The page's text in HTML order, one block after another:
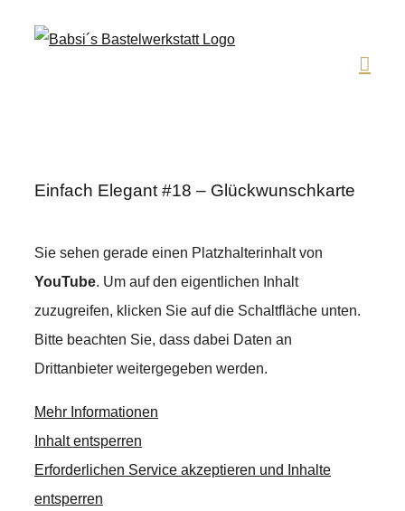
Einfach Elegant #18 – Glückwunschkarte
Sie sehen gerade einen Platzhalterinhalt von
YouTube. Um auf den eigentlichen Inhalt
zuzugreifen, klicken Sie auf die Schaltfläche unten.
Bitte beachten Sie, dass dabei Daten an
Drittanbieter weitergegeben werden.
Mehr Informationen
Inhalt entsperren
Erforderlichen Service akzeptieren und Inhalte
entsperren